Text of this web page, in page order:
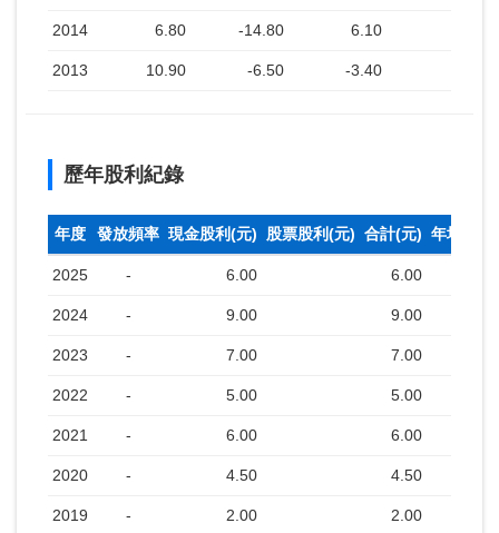
2014 6.80 -14.80 6.10
2013 10.90 -6.50 -3.40
歷年股利紀錄
年度 發放頻率 現金股利(元) 股票股利(元) 合計(元) 年均收盤
2025 - 6.00 6.00
2024 - 9.00 9.00
2023 - 7.00 7.00
2022 - 5.00 5.00
2021 - 6.00 6.00
2020 - 4.50 4.50
2019 - 2.00 2.00